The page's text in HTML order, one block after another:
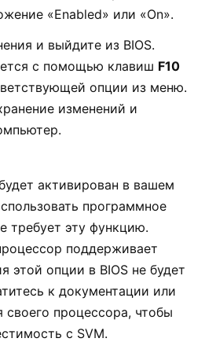
«Enabled» или «On».
и выйдите из BIOS.
с помощью клавиш F10
опции из меню.
изменений и
активирован в вашем
программное
требует эту функцию.
поддерживает
этой опции в BIOS не будет
к документации или
своего процессора, чтобы
с SVM.